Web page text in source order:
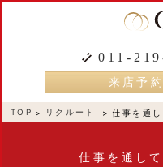
011-
来店予
TOP リクルート 仕事を通
仕事を通し